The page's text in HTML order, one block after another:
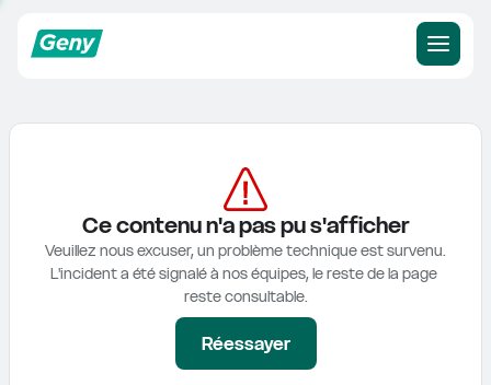
Ce contenu n'a pas pu s'afficher
Veuillez nous excuser, un problème technique est survenu.
L'incident a été signalé à nos équipes, le reste de la page
reste consultable.
Réessayer